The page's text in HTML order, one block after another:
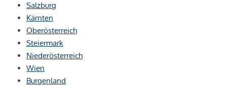
Salzburg
Kärnten
Oberösterreich
Steiermark
Niederösterreich
Wien
Burgenland